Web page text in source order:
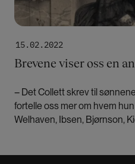
15.02.2022
Brevene viser oss en
– Det Collett skrev til
fortelle oss mer om hvem
Welhaven, Ibsen, Bjørnson,